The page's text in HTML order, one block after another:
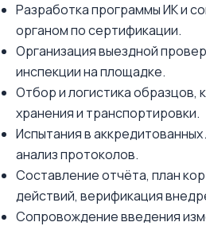
Разработка программы ИК и
органом по сертификации.
Организация выездной
инспекции на площадке.
Отбор и логистика образцов,
хранения и транспортировки.
Испытания в
анализ протоколов.
Составление отчёта, план
действий, верификация
Сопровождение введения